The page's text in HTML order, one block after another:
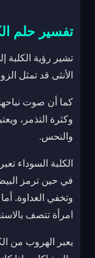
تفسير حلم
تشير رؤية الكلبة
الأنثى قد تمثل
كما أن صوت
وكثرة التذمر،
والنحس.
الكلبة السوداء
في حين ترمز
وتخفي العداوة.
امرأة تتصف
يعبر الهروب من